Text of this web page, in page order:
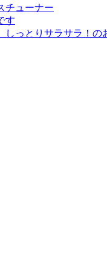
チューナー
す
っとりサラサラ！の